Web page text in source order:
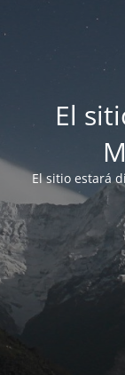
El
El sitio estará